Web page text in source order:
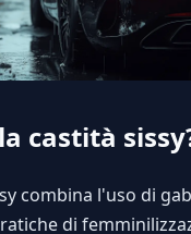
castità
combina l'uso di
di